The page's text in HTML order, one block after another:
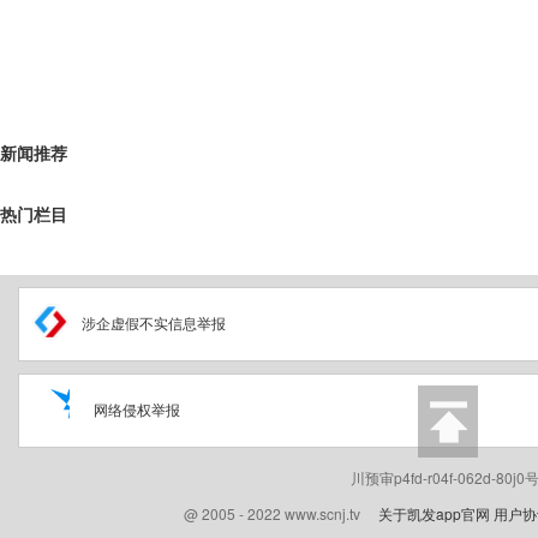
新闻推荐
热门栏目
涉企虚假不实信息举报
网络侵权举报
川预审p4fd-r04f-062d-80j0
@ 2005 - 2022 www.scnj.tv 关于凯发app官网 用户